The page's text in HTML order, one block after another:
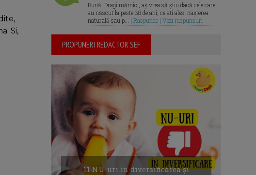
Si,
Bună, Dragi mămici, aș vrea să știu dacă cele care
au născut la peste 38 de ani, ce ați ales: nașterea
naturală sau p... | Raspunde | Vezi raspunsuri
PROPUNERI REDACTOR SEF
11 NU-uri in diversificarea și